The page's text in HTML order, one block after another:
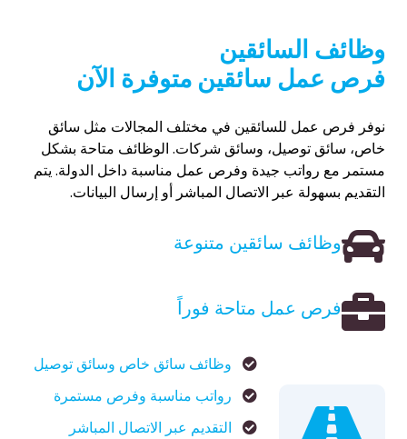
وظائف السائقين
فرص عمل سائقين متوفرة الآن
نوفر فرص عمل للسائقين في مختلف المجالات مثل سائق
خاص، سائق توصيل، وسائق شركات. الوظائف متاحة بشكل
مستمر مع رواتب جيدة وفرص عمل مناسبة داخل الدولة. يتم
التقديم بسهولة عبر الاتصال المباشر أو إرسال البيانات.
وظائف سائقين متنوعة
فرص عمل متاحة فوراً
وظائف سائق خاص وسائق توصيل
رواتب مناسبة وفرص مستمرة
التقديم عبر الاتصال المباشر